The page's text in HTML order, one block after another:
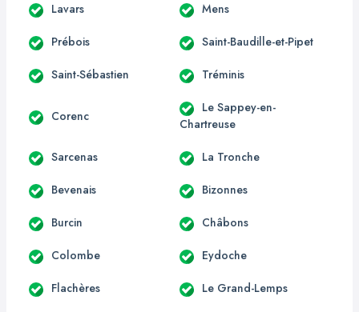
Lavars Mens
Prébois Saint-Baudille-et-Pipet
Saint-Sébastien Tréminis
Corenc
Le Sappey-en-
Chartreuse
Sarcenas La Tronche
Bevenais Bizonnes
Burcin Châbons
Colombe Eydoche
Flachères Le Grand-Lemps